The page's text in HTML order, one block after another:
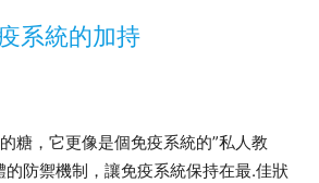
系統的加持
糖，它更像是個免疫系統的”私人教
的防禦機制，讓免疫系統保持在最.佳狀